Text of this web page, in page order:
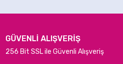
GÜVENLİ ALIŞVERİŞ
256 Bit SSL ile Güvenli Alışveriş